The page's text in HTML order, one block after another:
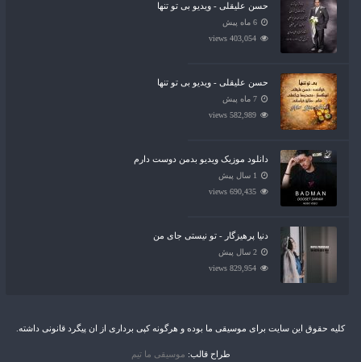
حسن علیقلی - ویدیو بی تو تنها
6 ماه پیش
403,054 views
حسن علیقلی - ویدیو بی تو تنها
7 ماه پیش
582,989 views
دانلود موزیک ویدیو بدمن دوست دارم
1 سال پیش
690,435 views
دنیا پرهیزگار - تو نیستی جای من
2 سال پیش
829,954 views
کلیه حقوق این سایت برای موسیقی ما بوده و هرگونه کپی برداری از ان پیگرد قانونی داشته.
طراح قالب: موسیقی ما تیم